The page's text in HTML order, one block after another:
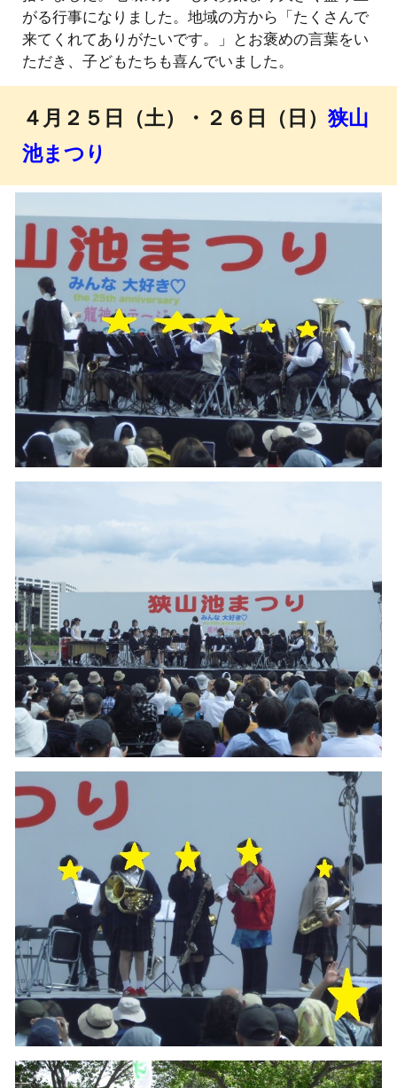
がる行事になりました。地域の方から「たくさんで
来てくれてありがたいです。」とお褒めの言葉をい
ただき、子どもたちも喜んでいました。
４月２５日（土）・２６日（日）狭山
池まつり